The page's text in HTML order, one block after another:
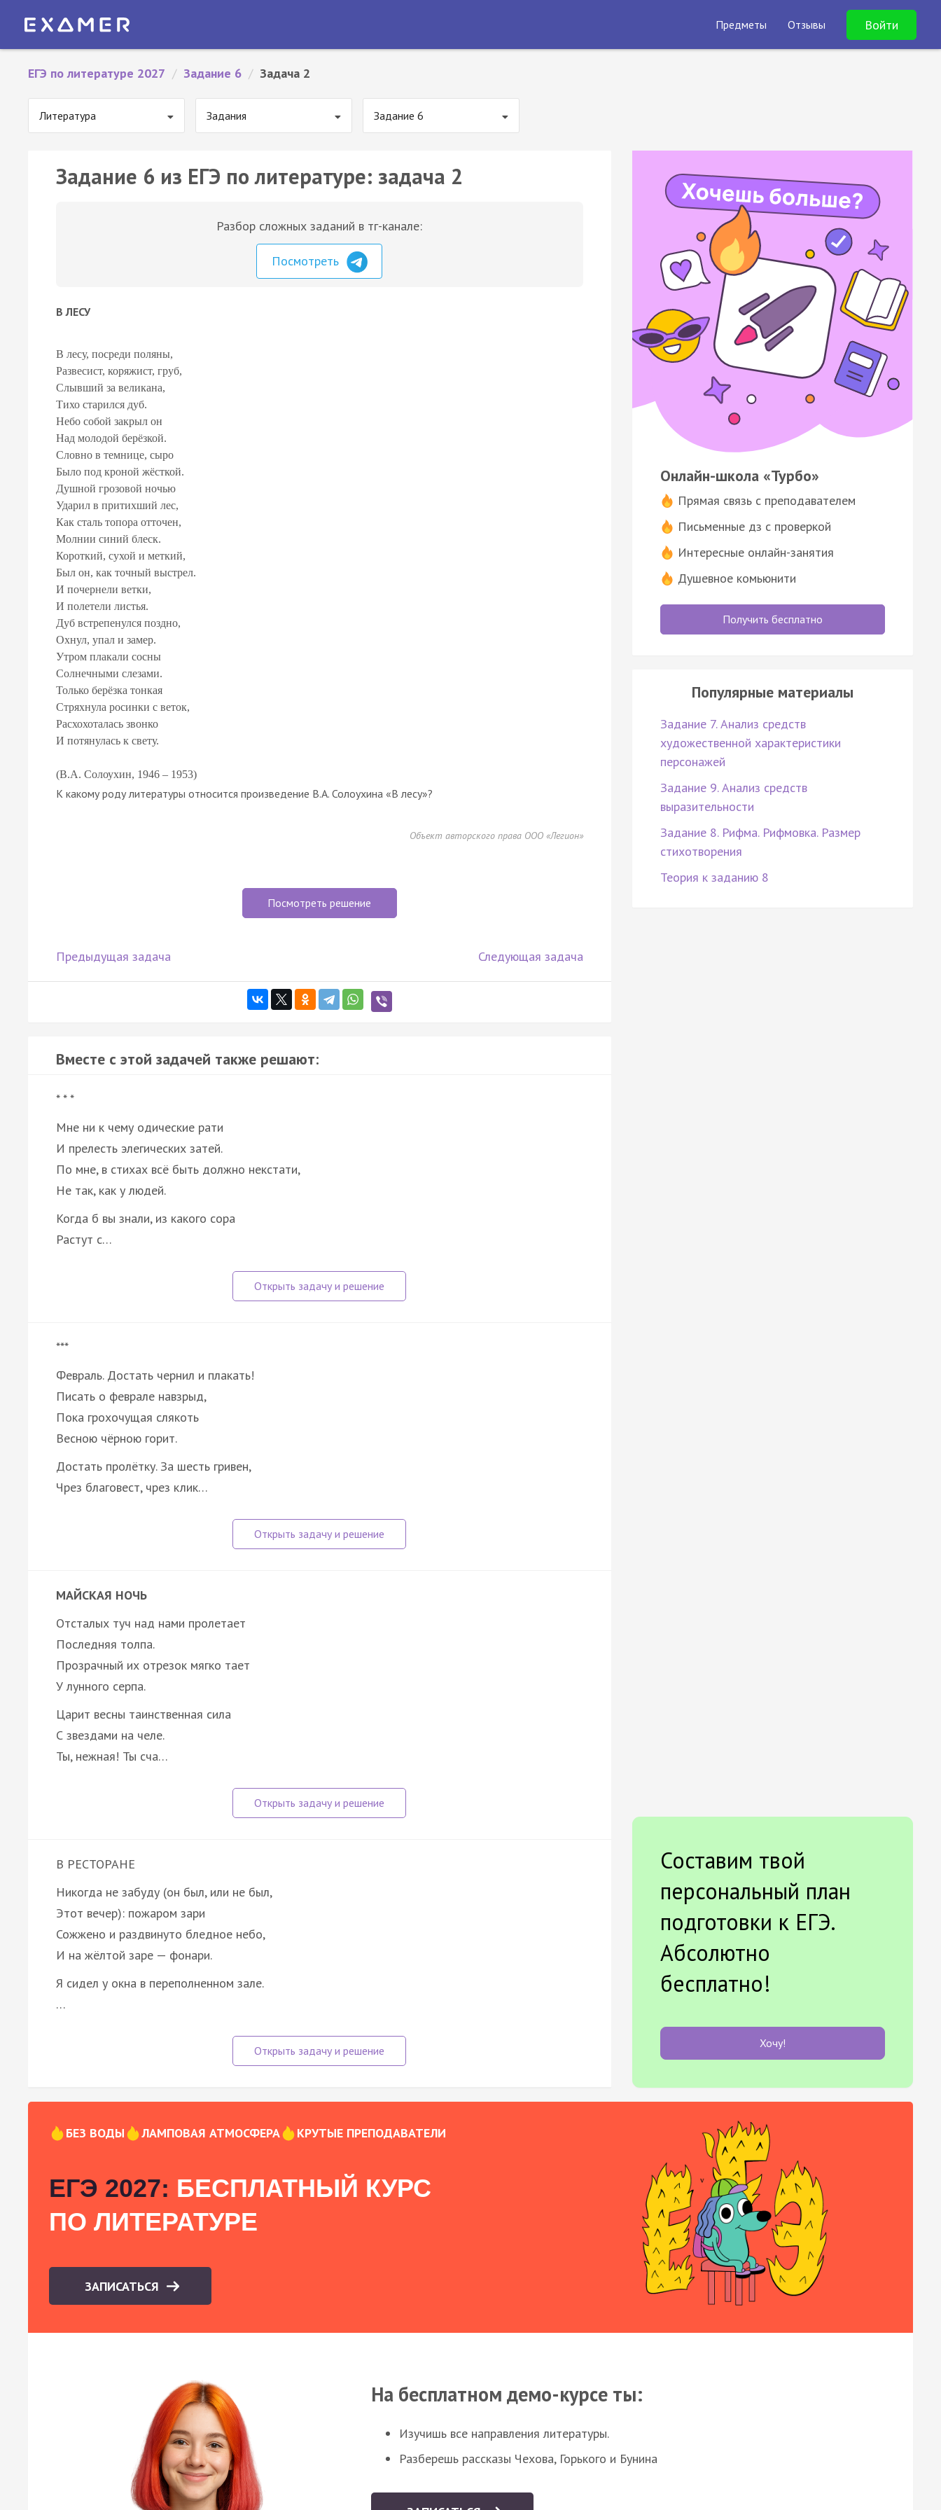
Предметы Отзывы Войти
ЕГЭ по литературе 2027 / Задание 6 / Задача 2
Литература Задания Задание 6
Задание 6 из ЕГЭ по литературе: задача 2
Разбор сложных заданий в тг-канале:
Посмотреть
В ЛЕСУ
В лесу, посреди поляны,
Развесист, коряжист, груб,
Слывший за великана,
Тихо старился дуб.
Небо собой закрыл он
Над молодой берёзкой.
Словно в темнице, сыро
Было под кроной жёсткой.
Душной грозовой ночью
Ударил в притихший лес,
Как сталь топора отточен,
Молнии синий блеск.
Короткий, сухой и меткий,
Был он, как точный выстрел.
И почернели ветки,
И полетели листья.
Дуб встрепенулся поздно,
Охнул, упал и замер.
Утром плакали сосны
Солнечными слезами.
Только берёзка тонкая
Стряхнула росинки с веток,
Расхохоталась звонко
И потянулась к свету.
К какому роду литературы относится произведение В.А. Солоухина «В лесу»?
Объект авторского права ООО «Легион»
Посмотреть решение
Предыдущая задача Следующая задача
Вместе с этой задачей также решают:
* * *
Мне ни к чему одические рати
И прелесть элегических затей.
По мне, в стихах всё быть должно некстати,
Не так, как у людей.
Когда б вы знали, из какого сора
Растут с…
***
Февраль. Достать чернил и плакать!
Писать о феврале навзрыд,
Пока грохочущая слякоть
Весною чёрною горит.
Достать пролётку. За шесть гривен,
Чрез благовест, чрез клик…
МАЙСКАЯ НОЧЬ
Отсталых туч над нами пролетает
Последняя толпа.
Прозрачный их отрезок мягко тает
У лунного серпа.
Царит весны таинственная сила
С звездами на челе.
Ты, нежная! Ты сча…
В РЕСТОРАНЕ
Никогда не забуду (он был, или не был,
Этот вечер): пожаром зари
Сожжено и раздвинуто бледное небо,
И на жёлтой заре — фонари.
Я сидел у окна в переполненном зале.
…
Онлайн-школа «Турбо»
Прямая связь с преподавателем
Письменные дз с проверкой
Интересные онлайн-занятия
Душевное комьюнити
Получить бесплатно
Популярные материалы
Задание 7. Анализ средств
художественной характеристики
персонажей
Задание 9. Анализ средств
выразительности
Задание 8. Рифма. Рифмовка. Размер
стихотворения
Теория к заданию 8
Составим твой
персональный план
подготовки к ЕГЭ.
Абсолютно
бесплатно!
Хочу!
БЕЗ ВОДЫ ЛАМПОВАЯ АТМОСФЕРА КРУТЫЕ ПРЕПОДАВАТЕЛИ
ЕГЭ 2027: БЕСПЛАТНЫЙ КУРС
ПО ЛИТЕРАТУРЕ
ЗАПИСАТЬСЯ
На бесплатном демо-курсе ты:
Изучишь все направления литературы.
Разберешь рассказы Чехова, Горького и Бунина